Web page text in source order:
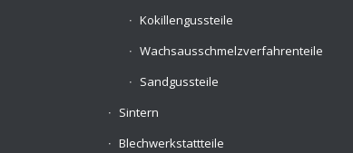
Kokillengussteile
Wachsausschmelzverfahrenteile
Sandgussteile
Sintern
Blechwerkstattteile